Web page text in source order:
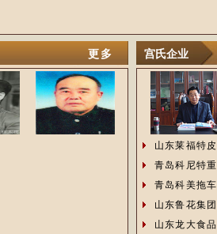
更多 宫氏企业
山东莱福特
青岛科尼特
青岛科美拖
山东鲁花集
山东龙大食